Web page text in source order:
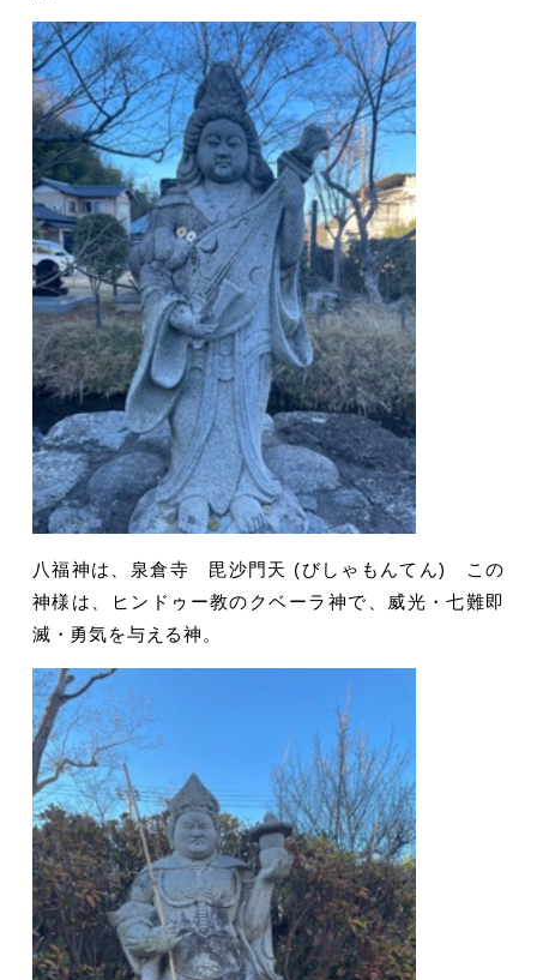
八福神は、泉倉寺 毘沙門天 (びしゃもんてん) この
神様は、ヒンドゥー教のクベーラ神で、威光・七難即
滅・勇気を与える神。